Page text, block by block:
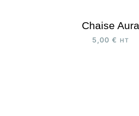
Chaise Aura
5,00 € HT